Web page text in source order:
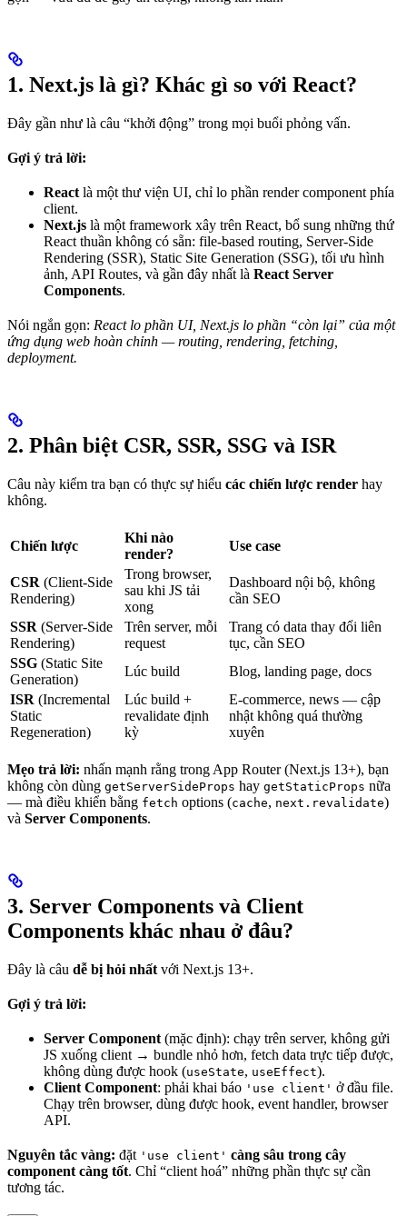
1. Next.js là gì? Khác gì so với React?
Đây gần như là câu “khởi động” trong mọi buổi phỏng vấn.
Gợi ý trả lời:
Reactlà một thư viện UI, chỉ lo phần render component phía
client.
Next.js là một framework xây trên React, bổ sung những thứ
React thuần không có sẵn: file-based routing, Server-Side
Rendering (SSR), Static Site Generation (SSG), tối ưu hình
ảnh, API Routes, và gần đây nhất là React Server
Components.
Nói ngắn gọn: React lo phần UI, Next.js lo phần “còn lại” của một
ứng dụng web hoàn chỉnh — routing, rendering, fetching,
deployment.
2. Phân biệt CSR, SSR, SSG và ISR
Câu này kiểm tra bạn có thực sự hiểu các chiến lược render hay
không.
Chiến lược
Khi nào
render?
Use case
CSR (Client-Side
Rendering)
Trong browser,
sau khi JS tải
xong
Dashboard nội bộ, không
cần SEO
SSR (Server-Side
Rendering)
Trên server, mỗi
request
Trang có data thay đổi liên
tục, cần SEO
SSG (Static Site
Generation)
Lúc build
Blog, landing page, docs
ISR (Incremental
Static
Regeneration)
Lúc build +
revalidate định
kỳ
E-commerce, news — cập
nhật không quá thường
xuyên
Mẹo trả lời: nhấn mạnh rằng trong App Router (Next.js 13+), bạn
không còn dùng getServerSideProps hay getStaticProps nữa
— mà điều khiển bằng fetch options (cache, next.revalidate)
và Server Components.
3. Server Components và Client
Components khác nhau ở đâu?
Đây là câu dễ bị hỏi nhấtvới Next.js 13+.
Gợi ý trả lời:
Server Component(mặc định): chạy trên server, không gửi
JS xuống client → bundle nhỏ hơn, fetch data trực tiếp được,
không dùng được hook (useState, useEffect).
Client Component: phải khai báo 'use client' ở đầu file.
Chạy trên browser, dùng được hook, event handler, browser
API.
Nguyên tắc vàng: đặt 'use client' càng sâu trong cây
component càng tốt. Chỉ “client hoá” những phần thực sự cần
tương tác.